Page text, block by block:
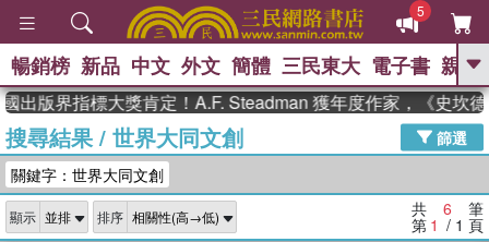
5
GO
熱搜： 高希均教授回憶錄
、 The Odyssey 、 父親節 、 如果歷
獎 臺灣漫遊錄 、 方念華 、 台灣的李
登輝時代
數學女孩：黎曼猜想 、
暢銷榜 新品 中文 外文 簡體 三民東大 電子書 親子
出版界指標大獎肯定！A.F. Steadman 獲年度作家，《史坎德
搜尋結果/ 世界大同文創
篩選
關鍵字：世界大同文創
顯示 排序 共 6 筆
第 1 / 1 頁